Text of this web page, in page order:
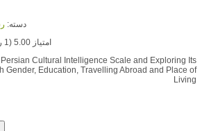
دسته:
امتیاز 5.00 (1 رای)
Cultural Intelligence Scale and Exploring Its
Gender, Education, Travelling Abroad and Place of
Living